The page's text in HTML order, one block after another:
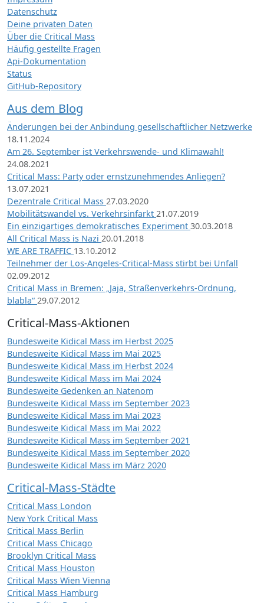
Datenschutz
Deine privaten Daten
Über die Critical Mass
Häufig gestellte Fragen
Api-Dokumentation
Status
GitHub-Repository
Aus dem Blog
Änderungen bei der Anbindung gesellschaftlicher Netzwerke
18.11.2024
Am 26. September ist Verkehrswende- und Klimawahl!
24.08.2021
Critical Mass: Party oder ernstzunehmendes Anliegen?
13.07.2021
Dezentrale Critical Mass 27.03.2020
Mobilitätswandel vs. Verkehrsinfarkt 21.07.2019
Ein einzigartiges demokratisches Experiment 30.03.2018
All Critical Mass is Nazi 20.01.2018
WE ARE TRAFFIC 13.10.2012
Teilnehmer der Los-Angeles-Critical-Mass stirbt bei Unfall
02.09.2012
Critical Mass in Bremen: „Jaja, Straßenverkehrs-Ordnung,
blabla“ 29.07.2012
Critical-Mass-Aktionen
Bundesweite Kidical Mass im Herbst 2025
Bundesweite Kidical Mass im Mai 2025
Bundesweite Kidical Mass im Herbst 2024
Bundesweite Kidical Mass im Mai 2024
Bundesweite Gedenken an Natenom
Bundesweite Kidical Mass im September 2023
Bundesweite Kidical Mass im Mai 2023
Bundesweite Kidical Mass im Mai 2022
Bundesweite Kidical Mass im September 2021
Bundesweite Kidical Mass im September 2020
Bundesweite Kidical Mass im März 2020
Critical-Mass-Städte
Critical Mass London
New York Critical Mass
Critical Mass Berlin
Critical Mass Chicago
Brooklyn Critical Mass
Critical Mass Houston
Critical Mass Wien Vienna
Critical Mass Hamburg